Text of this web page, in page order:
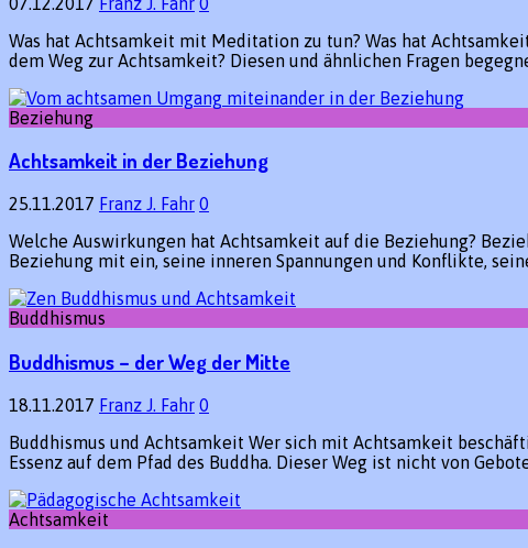
Was hat Achtsamkeit mit Meditation zu tun? Was hat
dem Weg zur Achtsamkeit? Diesen und ähnlichen Fragen
Beziehung
Achtsamkeit in der Beziehung
25.11.2017 Franz J. Fahr 0
Welche Auswirkungen hat Achtsamkeit auf die Beziehung?
Beziehung mit ein, seine inneren Spannungen und Konflikte,
Buddhismus
Buddhismus – der Weg der Mitte
18.11.2017 Franz J. Fahr 0
Buddhismus und Achtsamkeit Wer sich mit Achtsamkeit
Essenz auf dem Pfad des Buddha. Dieser Weg ist nicht von
Achtsamkeit